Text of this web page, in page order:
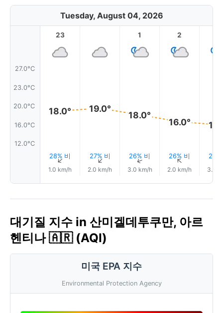
Tuesday, August 04, 2026
27.0°C
23.0°C
20.0°C
16.0°C
12.0°C
23
18.0°
28% 비
↑
1.0 km/h
19.0°
27% 비
↑
2.0 km/h
1
18.0°
26% 비
↑
3.0 km/h
2
16.0°
26% 비
↑
2.0 km/h 3.0
대기질 지수 in 산미겔데투쿠만, 아르
헨티나 🇦🇷 (AQI)
미국 EPA 지수
Environmental Protection Agency